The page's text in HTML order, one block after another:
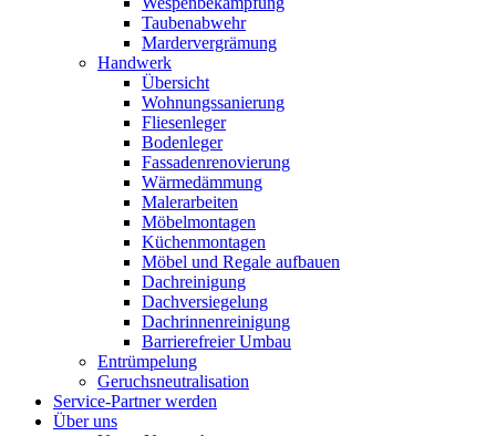
Taubenabwehr
Mardervergrämung
Handwerk
Übersicht
Wohnungssanierung
Fliesenleger
Bodenleger
Fassadenrenovierung
Wärmedämmung
Malerarbeiten
Möbelmontagen
Küchenmontagen
Möbel und Regale aufbauen
Dachreinigung
Dachversiegelung
Dachrinnenreinigung
Barrierefreier Umbau
Entrümpelung
Geruchsneutralisation
Service-Partner werden
Über uns